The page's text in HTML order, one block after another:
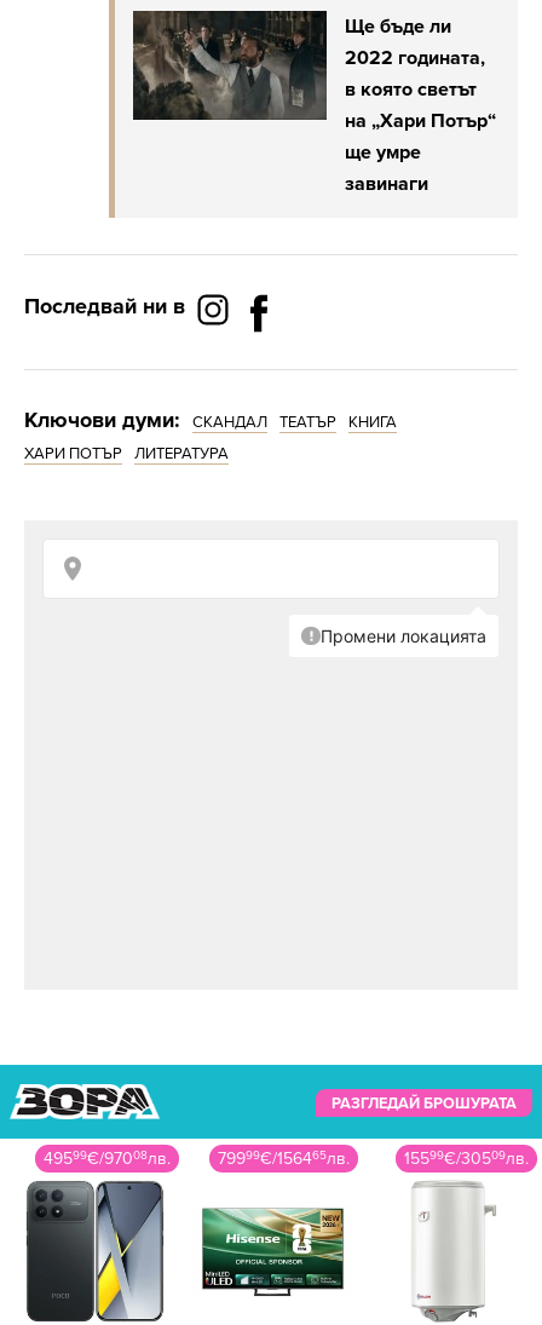
Ще бъде ли
2022 годината,
в която светът
на „Хари Потър“
ще умре
завинаги
Последвай ни в
Ключови думи: СКАНДАЛ ТЕАТЪР
КНИГА
ХАРИ ПОТЪР
ЛИТЕРАТУРА
РАЗГЛЕДАЙ БРОШУРАТА
79999€/156465лв. 15599€/30509лв. 1499€/2932лв.